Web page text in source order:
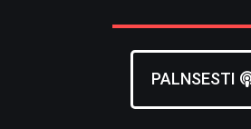
PALNSESTI